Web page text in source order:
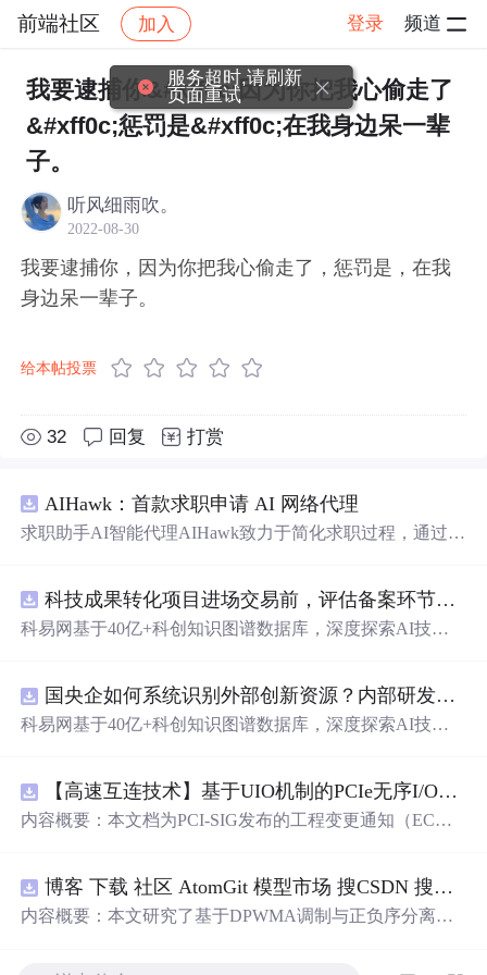
前端社区 加入 登录 频道
社区 前端社区 感慨 帖子详情
我要逮捕你&#xff0c;因为你把我心偷走了
&#xff0c;惩罚是&#xff0c;在我身边呆一辈
子。
听风细雨吹。
2022-08-30
我要逮捕你，因为你把我心偷走了，惩罚是，在我
身边呆一辈子。
给本帖投票
32 回复 打赏
AIHawk：首款求职申请 AI 网络代理
求职助手AI智能代理AIHawk致力于简化求职过程，通过自
科技成果转化项目进场交易前，评估备案环节需要准备哪些材料？.docx
科易网基于40亿+科创知识图谱数据库，深度探索AI技术
新领域的AI+数智化解决方案，推动科技创新与产业创新
智能化发展。
国央企如何系统识别外部创新资源？内部研发体系完善，但对外部高校、中小科技企业技术能力缺乏动态认知。.docx
科易网基于40亿+科创知识图谱数据库，深度探索AI技术
新领域的AI+数智化解决方案，推动科技创新与产业创新
智能化发展。
【高速互连技术】基于UIO机制的PCIe无序I/O扩展：多路径架构下内存请求的高性能传输与排序控制方案设计
内容概要：本文档为PCI-SIG发布的工程变更通知（EC
规则对多路径拓扑和高性能IO系统的限制。UIO基于Flit模
式，定义了一套新的TLP（事务层包）类型和规则，允许
博客 下载 社区 AtomGit 模型市场 搜CSDN 搜索 AI 搜索 会员中心 创作中心 基于DPWMA调制与正负序分离的ANPC三电平并网逆变器前馈控制策略研究（Simulink仿真实现）
内容概要：本文研究了基于DPWMA调制与正负序分离的
服务超时,请刷新
页面重试